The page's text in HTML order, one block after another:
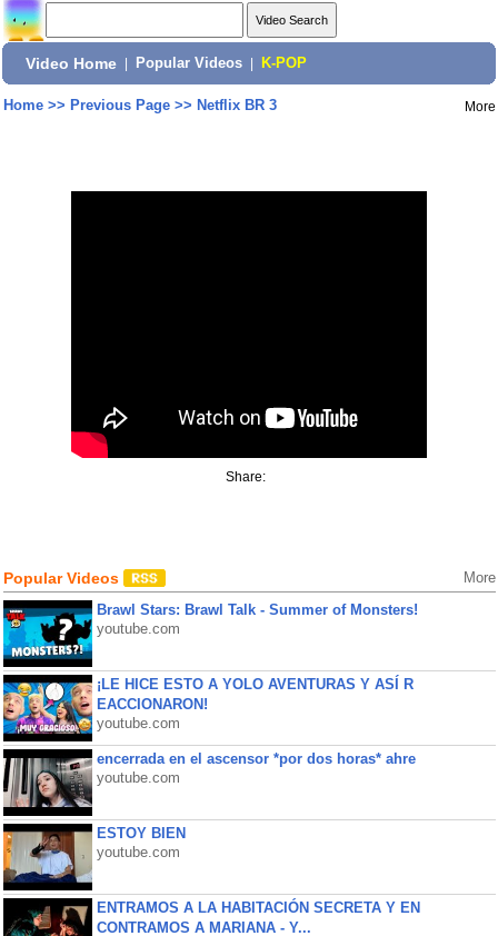
Video Home Popular Videos K-POP
Home>> Previous Page>> Netflix BR 3 More
Share:
Popular Videos More
Brawl Stars: Brawl Talk - Summer of Monsters!
youtube.com
¡LE HICE ESTO A YOLO AVENTURAS Y ASÍ R
EACCIONARON!
youtube.com
encerrada en el ascensor *por dos horas* ahre
youtube.com
ESTOY BIEN
youtube.com
ENTRAMOS A LA HABITACIÓN SECRETA Y EN
CONTRAMOS A MARIANA - Y...